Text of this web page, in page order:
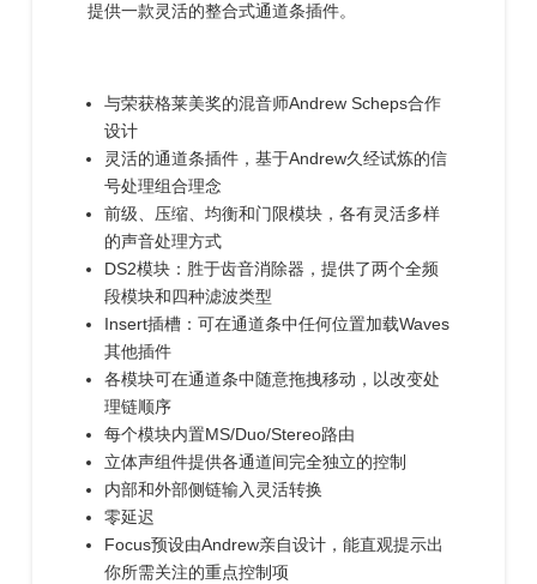
提供一款灵活的整合式通道条插件。
与荣获格莱美奖的混音师Andrew Scheps合作
设计
灵活的通道条插件，基于Andrew久经试炼的信
号处理组合理念
前级、压缩、均衡和门限模块，各有灵活多样
的声音处理方式
DS2模块：胜于齿音消除器，提供了两个全频
段模块和四种滤波类型
Insert插槽：可在通道条中任何位置加载Waves
其他插件
各模块可在通道条中随意拖拽移动，以改变处
理链顺序
每个模块内置MS/Duo/Stereo路由
立体声组件提供各通道间完全独立的控制
内部和外部侧链输入灵活转换
零延迟
Focus预设由Andrew亲自设计，能直观提示出
你所需关注的重点控制项